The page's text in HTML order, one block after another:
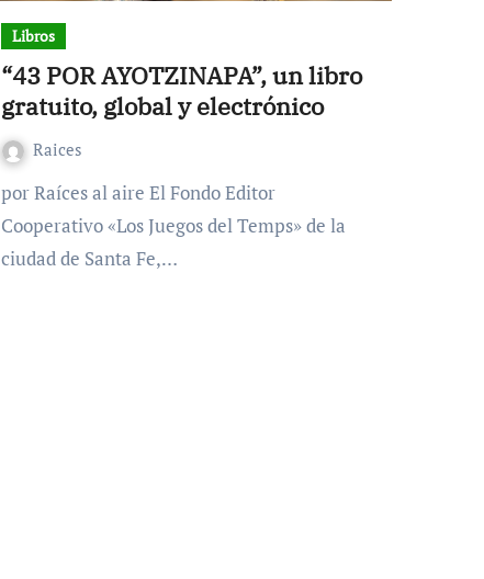
Libros
“43 POR AYOTZINAPA”, un libro
gratuito, global y electrónico
Raices
por Raíces al aire El Fondo Editor
Cooperativo «Los Juegos del Temps» de la
ciudad de Santa Fe,…